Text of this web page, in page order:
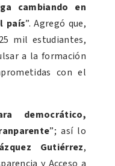
cambiando en
país”. Agregó que,
mil estudiantes,
a la formación
con el
democrático,
”; así lo
Gutiérrez,